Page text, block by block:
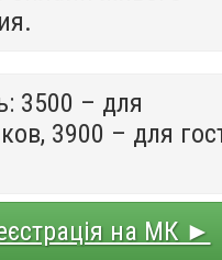
3500 – для
3900 – для
на МК ►